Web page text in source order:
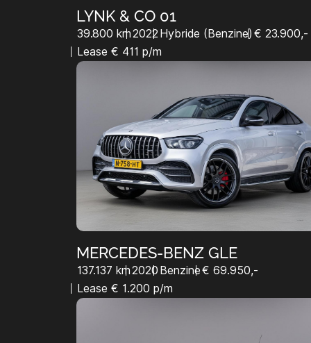
LYNK & CO 01
39.800 km2022 Hybride (Benzine) € 23.900,-
Lease € 411 p/m
MERCEDES-BENZ GLE
137.137 km2020 Benzine€ 69.950,-
Lease € 1.200 p/m